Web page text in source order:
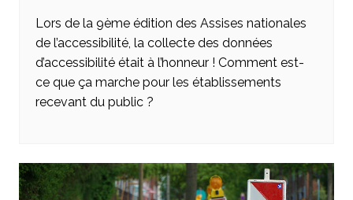
Lors de la 9ème édition des Assises nationales
de l’accessibilité, la collecte des données
d’accessibilité était à l’honneur ! Comment est-
ce que ça marche pour les établissements
recevant du public ?